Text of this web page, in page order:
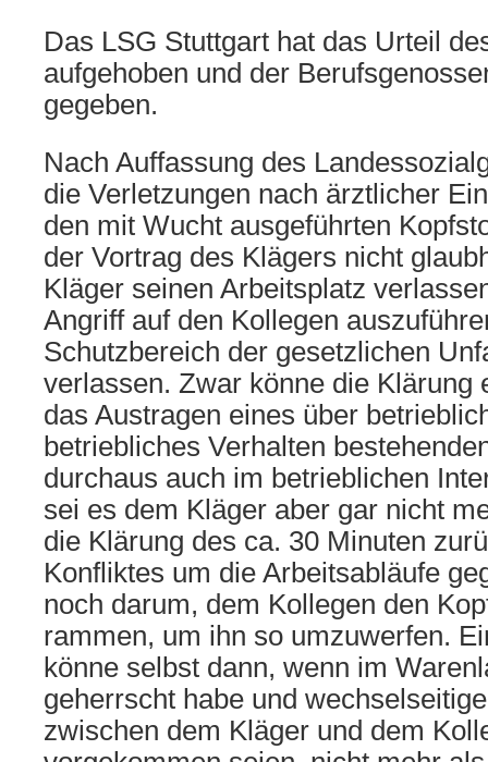
Das LSG Stuttgart hat das Urteil
aufgehoben und der
gegeben.
Nach Auffassung des
die Verletzungen nach ärztlicher
den mit Wucht ausgeführten
der Vortrag des Klägers nicht
Kläger seinen Arbeitsplatz
Angriff auf den Kollegen
Schutzbereich der gesetzlichen
verlassen. Zwar könne die Klärung
das Austragen eines über
betriebliches Verhalten
durchaus auch im betrieblichen
sei es dem Kläger aber gar nicht
die Klärung des ca. 30 Minuten
Konfliktes um die Arbeitsabläufe
noch darum, dem Kollegen den
rammen, um ihn so umzuwerfen.
könne selbst dann, wenn im
geherrscht habe und
zwischen dem Kläger und dem